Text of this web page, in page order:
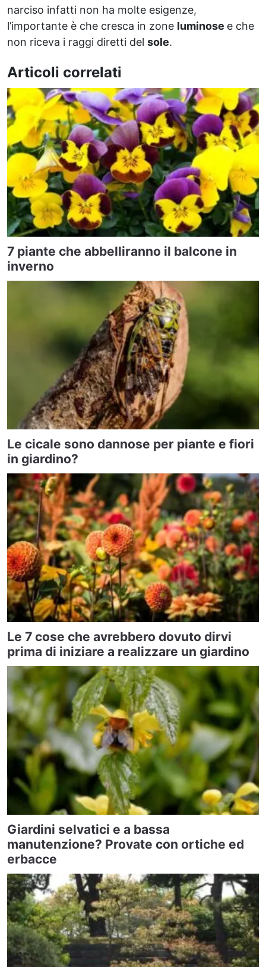
narciso infatti non ha molte esigenze,
l’importante è che cresca in zone luminose e che
non riceva i raggi diretti del sole.
Articoli correlati
7 piante che abbelliranno il balcone in
inverno
Le cicale sono dannose per piante e fiori
in giardino?
Le 7 cose che avrebbero dovuto dirvi
prima di iniziare a realizzare un giardino
Giardini selvatici e a bassa
manutenzione? Provate con ortiche ed
erbacce